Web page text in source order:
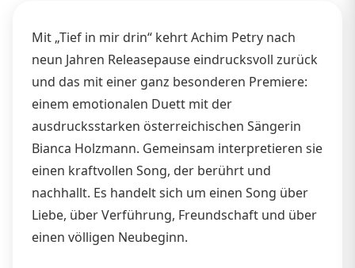
Mit „Tief in mir drin“ kehrt Achim Petry nach
neun Jahren Releasepause eindrucksvoll zurück
und das mit einer ganz besonderen Premiere:
einem emotionalen Duett mit der
ausdrucksstarken österreichischen Sängerin
Bianca Holzmann. Gemeinsam interpretieren sie
einen kraftvollen Song, der berührt und
nachhallt. Es handelt sich um einen Song über
Liebe, über Verführung, Freundschaft und über
einen völligen Neubeginn.